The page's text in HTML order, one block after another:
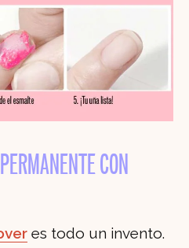
CON
es todo un invento.